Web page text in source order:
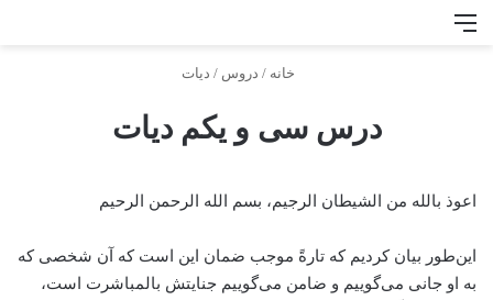
منو
خانه / دروس / دیات
درس سی و یکم دیات
اعوذ بالله من الشیطان الرجیم، بسم الله الرحمن الرحیم
این‌طور بیان کردیم که تارةً موجب ضمان این است که آن شخصی که
به او جانی می‌گوییم و ضامن می‌گوییم جنایتش بالمباشرت است،